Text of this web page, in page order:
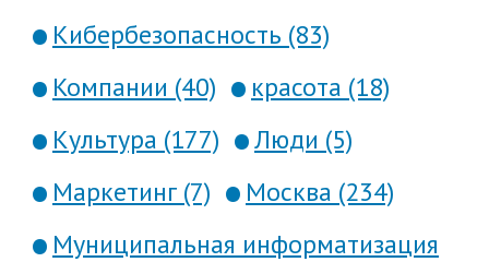
Кибербезопасность (83)
Компании (40)
красота (18)
Культура (177)
Люди (5)
Маркетинг (7)
Москва (234)
Муниципальная информатизация